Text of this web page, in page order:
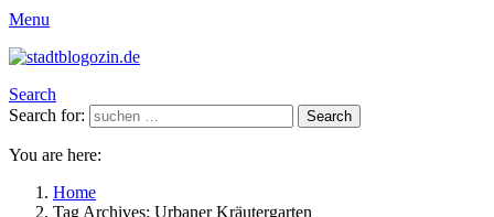
Menu
Search
Search for:
Search
You are here:
Home
Tag Archives: Urbaner Kräutergarten